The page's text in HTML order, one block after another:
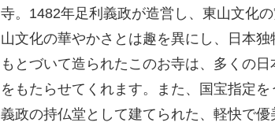
寺。1482年足利義政が造営し、東山文化
山文化の華やかさとは趣を異にし、日本
もとづいて造られたこのお寺は、多くの
をもたらせてくれます。また、国宝指定を
義政の持仏堂として建てられた、軽快で優